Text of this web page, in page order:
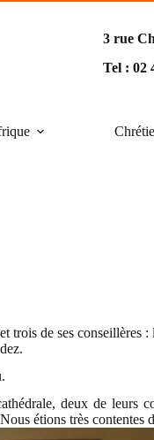
3 rue
Tel : 02
trois de ses
deux de leurs
étions très contentes